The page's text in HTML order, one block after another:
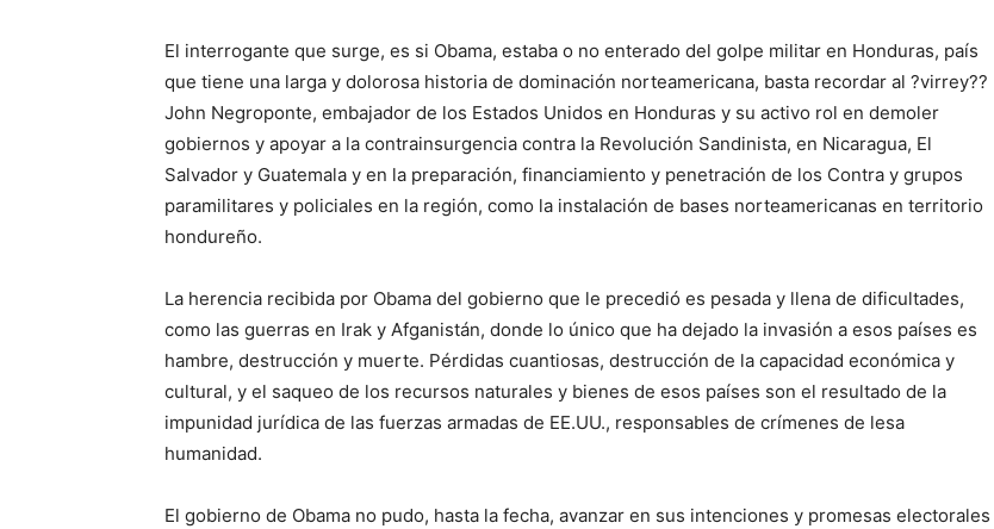
El interrogante que surge, es si Obama, estaba o no enterado del golpe militar en Honduras, país
que tiene una larga y dolorosa historia de dominación norteamericana, basta recordar al ?virrey??
John Negroponte, embajador de los Estados Unidos en Honduras y su activo rol en demoler
gobiernos y apoyar a la contrainsurgencia contra la Revolución Sandinista, en Nicaragua, El
Salvador y Guatemala y en la preparación, financiamiento y penetración de los Contra y grupos
paramilitares y policiales en la región, como la instalación de bases norteamericanas en territorio
hondureño.
La herencia recibida por Obama del gobierno que le precedió es pesada y llena de dificultades,
como las guerras en Irak y Afganistán, donde lo único que ha dejado la invasión a esos países es
hambre, destrucción y muerte. Pérdidas cuantiosas, destrucción de la capacidad económica y
cultural, y el saqueo de los recursos naturales y bienes de esos países son el resultado de la
impunidad jurídica de las fuerzas armadas de EE.UU., responsables de crímenes de lesa
humanidad.
El gobierno de Obama no pudo, hasta la fecha, avanzar en sus intenciones y promesas electorales